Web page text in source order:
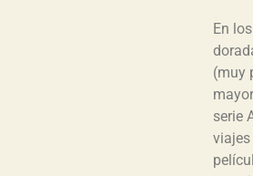
En
(muy
serie